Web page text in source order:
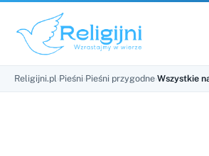
Religijni.pl›Pieśni›Pieśni przygodne›Wszystkie